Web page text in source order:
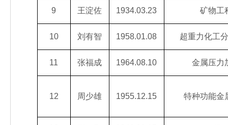
9 王淀佐 1934.03.23 矿物工
10 刘有智 1958.01.08 超重力化工
11 张福成 1964.08.10 金属压力
12 周少雄 1955.12.15 特种功能金